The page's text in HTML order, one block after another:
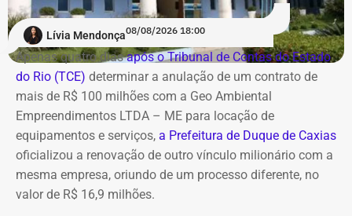
ações de compliance da companhia, que recentemente
reforçou auditorias internas em parceria com o GSI e a
Casa Civil.
A empresa também destaca que não possui SUVs
blindados em sua frota própria, razão pela qual optou
pela locação dos veículos por meio de adesão à ata do
GSI.
Os veículos serão destinados exclusivamente aos
Lívia Mendonça08/08/2026 18:00
Apenas quatro diasapós o Tribunal de Contas do Estado
do Rio (TCE) determinar a anulação de um contrato de
mais de R$ 100 milhões com a Geo Ambiental
Empreendimentos LTDA – ME para locação de
equipamentos e serviços, a Prefeitura de Duque de Caxias
oficializou a renovação de outro vínculo milionário com a
mesma empresa, oriundo de um processo diferente, no
valor de R$ 16,9 milhões.